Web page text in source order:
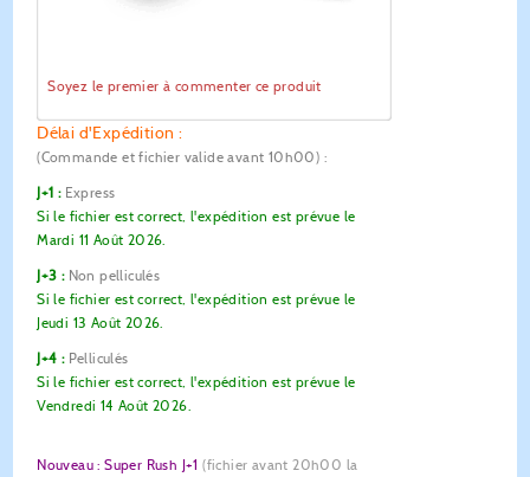
Soyez le premier à commenter ce produit
Délai d'Expédition :
(Commande et fichier valide avant 10h00) :
J+1 : Express
Si le fichier est correct, l'expédition est prévue le
Mardi 11 Août 2026.
J+3 : Non pelliculés
Si le fichier est correct, l'expédition est prévue le
Jeudi 13 Août 2026.
J+4 : Pelliculés
Si le fichier est correct, l'expédition est prévue le
Vendredi 14 Août 2026.
Nouveau : Super Rush J+1 (fichier avant 20h00 la